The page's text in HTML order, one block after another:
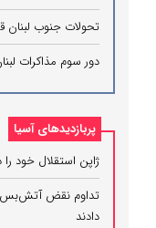
تحولات جنوب لبنان
دور سوم مذاکرات
پربازدیدهای آسیا
ژاپن استقلال خود
تداوم نقض آتش‌بس؛
دادند